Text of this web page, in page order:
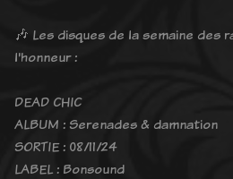
🎶 Les disques de la semaine des
l'honneur :
DEAD CHIC
ALBUM : Serenades & damnation
SORTIE : 08/11/24
LABEL : Bonsound